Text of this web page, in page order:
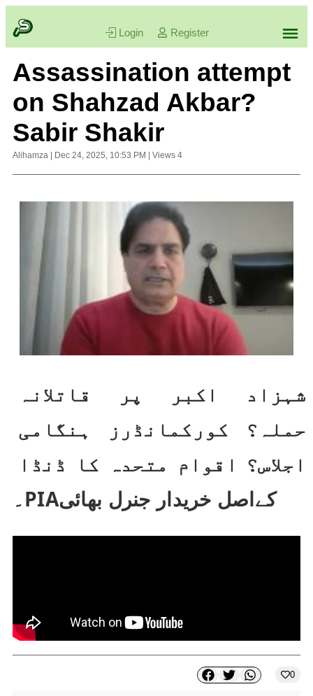
Login Register
Assassination attempt
on Shahzad Akbar?
Sabir Shakir
Alihamza Dec 24, 2025, 10:53 PM Views 4
۔PIAکےاصل خریدار جنرل بھائی
0